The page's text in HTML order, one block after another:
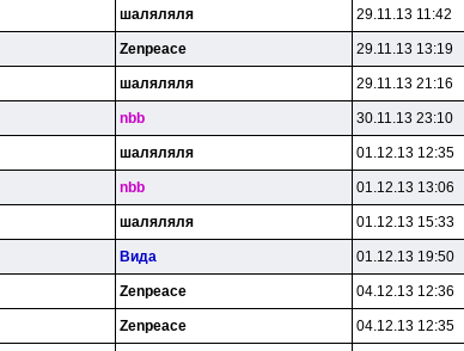
шаляляля 29.11.13 11:42
Zenpeace 29.11.13 13:19
шаляляля 29.11.13 21:16
nbb 30.11.13 23:10
шаляляля 01.12.13 12:35
nbb 01.12.13 13:06
шаляляля 01.12.13 15:33
Вида 01.12.13 19:50
Zenpeace 04.12.13 12:36
Zenpeace 04.12.13 12:35